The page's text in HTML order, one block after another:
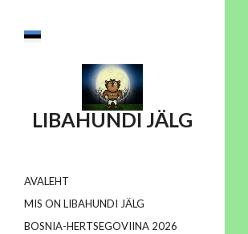
LIBAHUNDI JÄLG
AVALEHT
MIS ON LIBAHUNDI JÄLG
BOSNIA-HERTSEGOVIINA 2026